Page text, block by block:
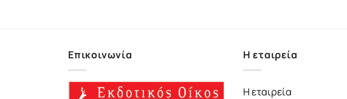
Επικοινωνία Η εταιρεία
Η εταιρεία